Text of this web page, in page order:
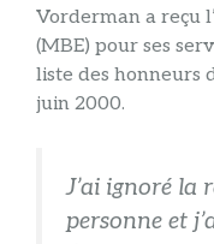
Vorderman a reçu
(MBE) pour ses
liste des honneurs
juin 2000.
J’ai ignoré la
personne et